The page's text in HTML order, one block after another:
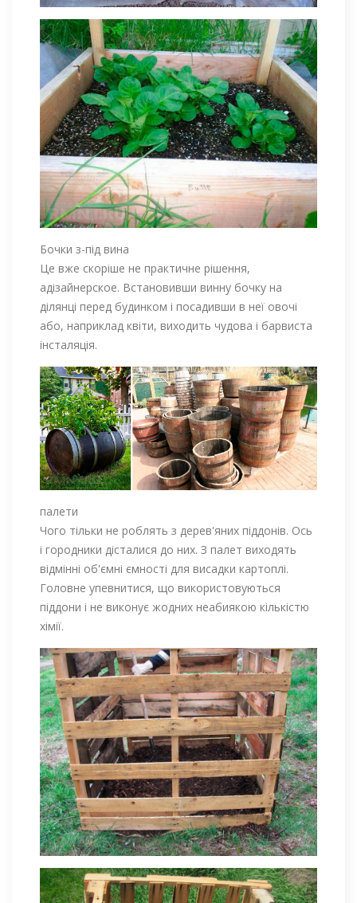
Бочки з-під вина
Це вже скоріше не практичне рішення,
адізайнерское. Встановивши винну бочку на
ділянці перед будинком і посадивши в неї овочі
або, наприклад квіти, виходить чудова і барвиста
інсталяція.
палети
Чого тільки не роблять з дерев'яних піддонів. Ось
і городники дісталися до них. З палет виходять
відмінні об'ємні ємності для висадки картоплі.
Головне упевнитися, що використовуються
піддони і не виконує жодних неабиякою кількістю
хімії.